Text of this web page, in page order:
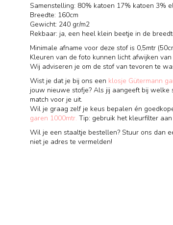
Samenstelling: 80% katoen 17% katoen 3%
Breedte: 160cm
Gewicht: 240 gr/m2
Rekbaar: ja, een heel klein beetje in de
Minimale afname voor deze stof is 0,5mtr
Kleuren van de foto kunnen licht afwijken
Wij adviseren je om de stof van tevoren te
Wist je dat je bij ons een klosje Gütermann
jouw nieuwe stofje? Als jij aangeeft bij
match voor je uit.
Wil je graag zelf je keus bepalen én
garen 1000mtr. Tip: gebruik het kleurfilter
Wil je een staaltje bestellen? Stuur ons dan
niet je adres te vermelden!